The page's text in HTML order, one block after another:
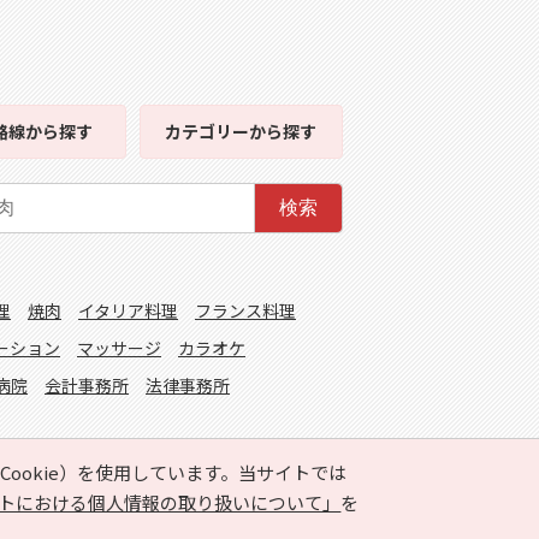
）を使用しています。当サイトでは
における個人情報の取り扱いについて」 を
線から探す カテゴリーから探す
検索
焼肉 イタリア料理
フランス料理
ション マッサージ
カラオケ
院 会計事務所 法律事務所